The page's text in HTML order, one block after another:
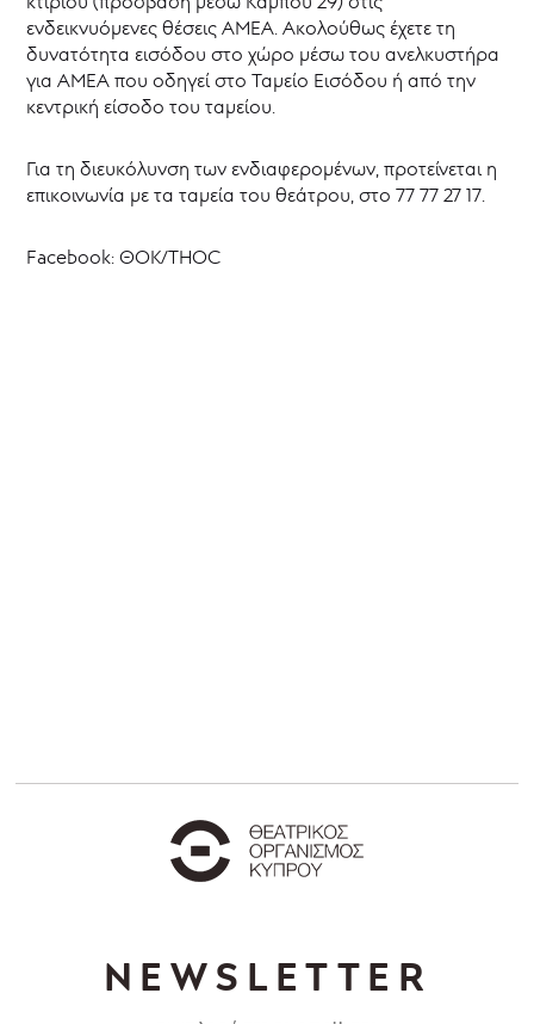
ενδεικνυόμενες θέσεις ΑΜΕΑ. Ακολούθως έχετε τη
δυνατότητα εισόδου στο χώρο μέσω του ανελκυστήρα
για ΑΜΕΑ που οδηγεί στο Ταμείο Εισόδου ή από την
κεντρική είσοδο του ταμείου.
Για τη διευκόλυνση των ενδιαφερομένων, προτείνεται η
επικοινωνία με τα ταμεία του θεάτρου, στο 77 77 27 17.
Facebook: ΘΟΚ/THOC
NEWSLETTER